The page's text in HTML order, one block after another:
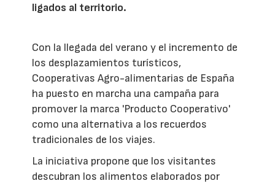
ligados al territorio.
Con la llegada del verano y el incremento de
los desplazamientos turísticos,
Cooperativas Agro-alimentarias de España
ha puesto en marcha una campaña para
promover la marca 'Producto Cooperativo'
como una alternativa a los recuerdos
tradicionales de los viajes.
La iniciativa propone que los visitantes
descubran los alimentos elaborados por